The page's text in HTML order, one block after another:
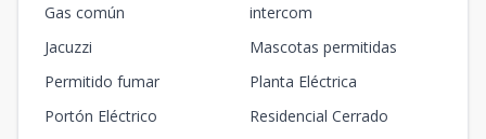
Gas común
intercom
Jacuzzi
Mascotas permitidas
Permitido fumar
Planta Eléctrica
Portón Eléctrico
Residencial Cerrado